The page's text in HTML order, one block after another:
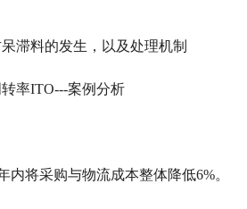
滞料的发生，以及处理机制
率ITO---案例分析
内将采购与物流成本整体降低6%。